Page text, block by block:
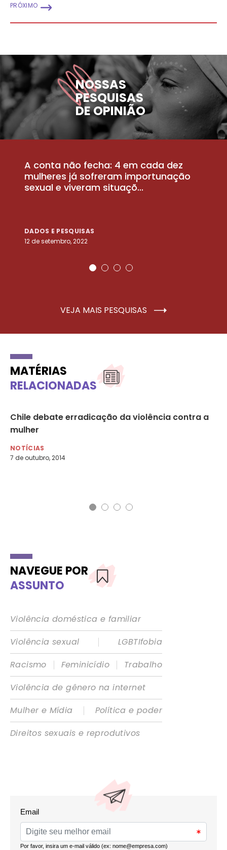
PRÓXIMO
NOSSAS
PESQUISAS
DE OPINIÃO
A conta não fecha: 4 em cada dez
mulheres já sofreram importunação
sexual e viveram situaçõ...
DADOS E PESQUISAS
12 de setembro, 2022
VEJA MAIS PESQUISAS
MATÉRIAS
RELACIONADAS
Chile debate erradicação da violência contra a
mulher
NOTÍCIAS
7 de outubro, 2014
NAVEGUE POR
ASSUNTO
Violência doméstica e familiar
Violência sexual
|
LGBTIfobia
Racismo
| Feminicídio |
Trabalho
Violência de gênero na internet
Mulher e Mídia
|
Política e poder
Direitos sexuais e reprodutivos